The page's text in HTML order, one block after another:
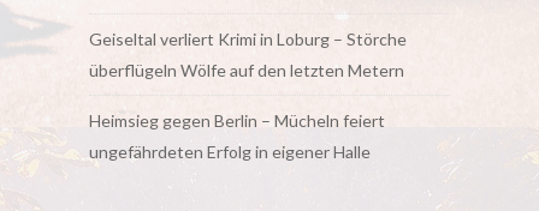
Geiseltal verliert Krimi in Loburg – Störche
überflügeln Wölfe auf den letzten Metern
Heimsieg gegen Berlin – Mücheln feiert
ungefährdeten Erfolg in eigener Halle